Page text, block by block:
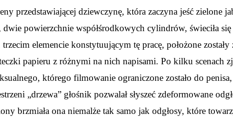
przedstawiającej dziewczynę, która zaczyna jeść zielone
powierzchnie współśrodkowych cylindrów, świeciła
elemencie konstytuującym tę pracę, położone
papieru z różnymi na nich napisami. Po kilku scenach
którego filmowanie ograniczone zostało do
„drzewa” głośnik pozwalał słyszeć zdeformowane
brzmiała ona niemalże tak samo jak odgłosy, które